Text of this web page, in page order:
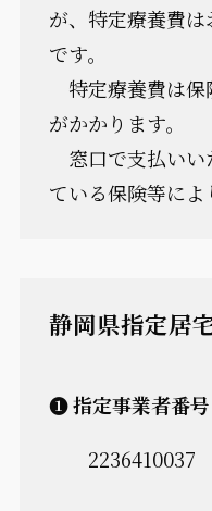
が、特定療養費
です。
特定療養費は保
がかかります。
窓口で支払いい
ている保険等によ
静岡県指定居
❶ 指定事業者番号
2236410037